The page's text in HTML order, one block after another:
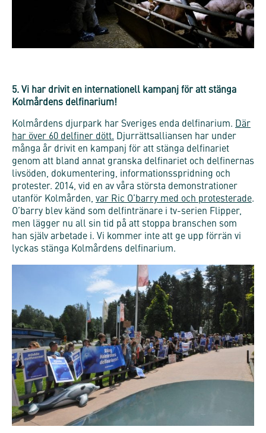
5. Vi har drivit en internationell kampanj för att stänga
Kolmårdens delfinarium!
Kolmårdens djurpark har Sveriges enda delfinarium. Där
har över 60 delfiner dött. Djurrättsalliansen har under
många år drivit en kampanj för att stänga delfinariet
genom att bland annat granska delfinariet och delfinernas
livsöden, dokumentering, informationsspridning och
protester. 2014, vid en av våra största demonstrationer
utanför Kolmården, var Ric O’barry med och protesterade.
O’barry blev känd som delfintränare i tv-serien Flipper,
men lägger nu all sin tid på att stoppa branschen som
han själv arbetade i. Vi kommer inte att ge upp förrän vi
lyckas stänga Kolmårdens delfinarium.